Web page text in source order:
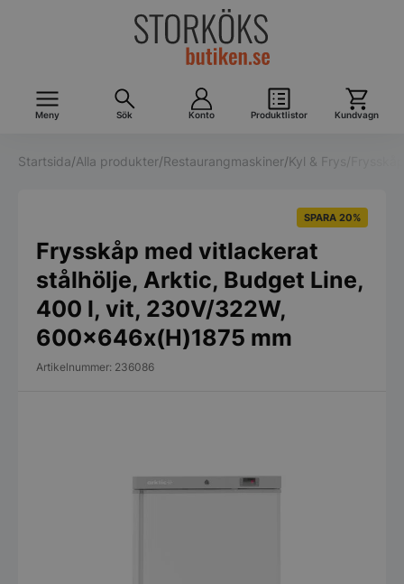
Meny Sök Konto Produktlistor Kundvagn
Startsida/Alla produkter/Restaurangmaskiner/Kyl & Frys /
SPARA 20%
Frysskåp med vitlackerat
stålhölje, Arktic, Budget Line,
400 l, vit, 230V/322W,
600x646x(H)1875 mm
Artikelnummer: 236086